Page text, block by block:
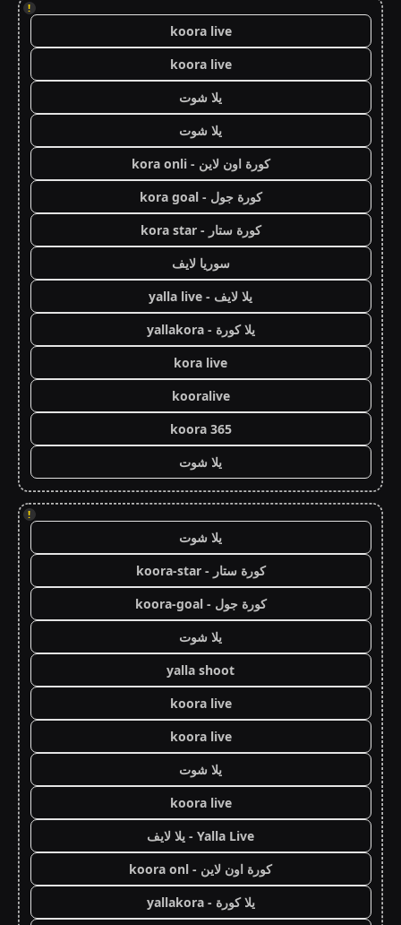
!
koora live
koora live
يلا شوت
يلا شوت
كورة اون لاين - kora onli
كورة جول - kora goal
كورة ستار - kora star
سوريا لايف
يلا لايف - yalla live
يلا كورة - yallakora
kora live
kooralive
koora 365
يلا شوت
!
يلا شوت
كورة ستار - koora-star
كورة جول - koora-goal
يلا شوت
yalla shoot
koora live
koora live
يلا شوت
koora live
Yalla Live - يلا لايف
كورة اون لاين - koora onl
يلا كورة - yallakora